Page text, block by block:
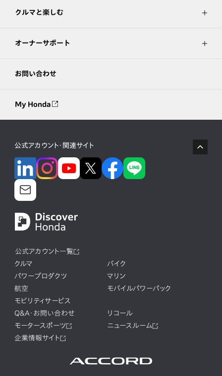
クルマと楽しむ
オーナーサポート
お問い合わせ
My Honda
公式アカウント・関連サイト
公式アカウント一覧
クルマ
バイク
パワープロダクツ
マリン
航空
モバイルパワーパック
モビリティサービス
Q&A・お問い合わせ
リコール
モータースポーツ
ニュースルーム
企業情報サイト